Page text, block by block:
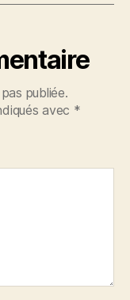
publiée.
avec *